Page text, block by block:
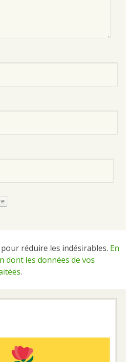
réduire les indésirables. En
dont les données de vos
.